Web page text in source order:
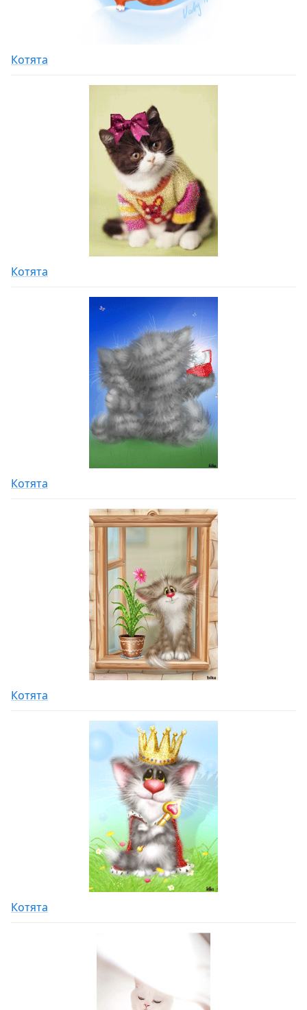
Котята
Котята
Котята
Котята
Котята